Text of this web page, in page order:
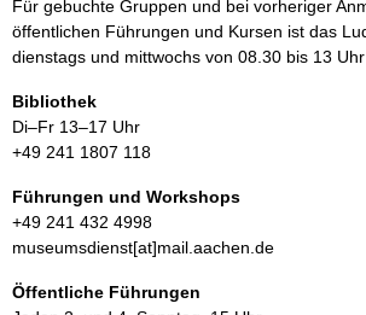
Für gebuchte Gruppen und bei vorheriger
öffentlichen Führungen und Kursen ist das
dienstags und mittwochs von 08.30 bis 13 Uhr
Bibliothek
Di–Fr 13–17 Uhr
+49 241 1807 118
Führungen und Workshops
+49 241 432 4998
museumsdienst[at]mail.aachen.de
Öffentliche Führungen